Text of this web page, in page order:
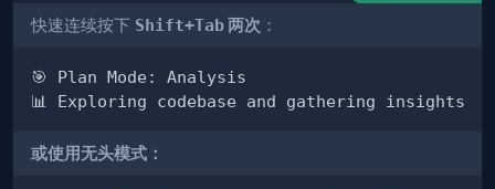
快速连续按下 Shift+Tab两次 ：
或使用无头模式：